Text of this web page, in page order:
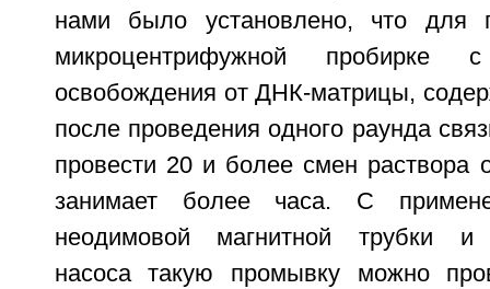
нами было установлено, что для
микроцентрифужной пробирке
освобождения от ДНК-матрицы,
после проведения одного раунда
провести 20 и более смен
занимает более часа. С
неодимовой магнитной трубки и
насоса такую промывку можно